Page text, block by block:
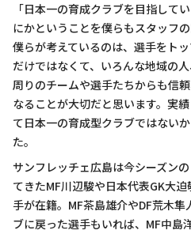
「日本一の育成クラブを目指して
にかということを僕らもスタッフ
僕らが考えているのは、選手をト
だけではなくて、いろんな地域の
周りのチームや選手たちからも信
なることが大切だと思います。実
て日本一の育成型クラブではない
た。
サンフレッチェ広島は今シーズン
てきたMF川辺駿や日本代表GK大
手が在籍。MF茶島雄介やDF荒木
ブに戻った選手もいれば、MF中島